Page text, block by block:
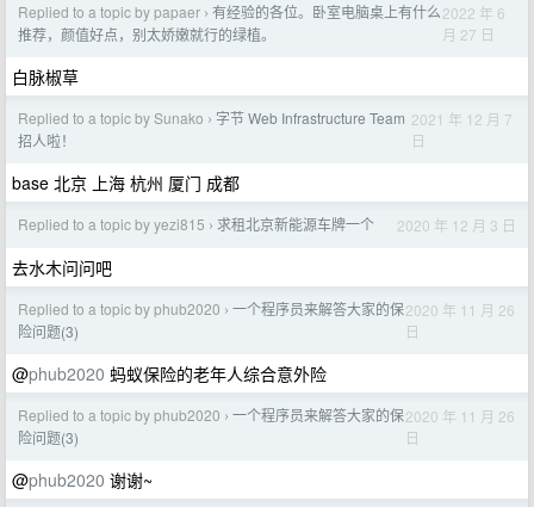
Replied to a topic by papaer › 有经验的各位。卧室电脑桌上有什么
推荐，颜值好点，别太娇嫩就行的绿植。
2022 年 6
月 27 日
白脉椒草
Replied to a topic by Sunako › 字节 Web Infrastructure Team
招人啦！
2021 年 12 月 7
日
base 北京 上海 杭州 厦门 成都
Replied to a topic by yezi815 › 求租北京新能源车牌一个 2020 年 12 月 3 日
去水木问问吧
Replied to a topic by phub2020 › 一个程序员来解答大家的保
险问题(3)
2020 年 11 月 26
日
@phub2020 蚂蚁保险的老年人综合意外险
Replied to a topic by phub2020 › 一个程序员来解答大家的保
险问题(3)
2020 年 11 月 26
日
@phub2020 谢谢~